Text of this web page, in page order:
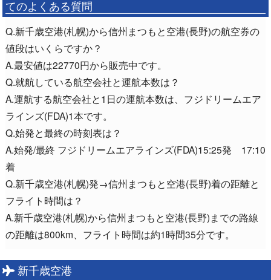
てのよくある質問
Q.新千歳空港(札幌)から信州まつもと空港(長野)の航空券の
値段はいくらですか？
A.最安値は22770円から販売中です。
Q.就航している航空会社と運航本数は？
A.運航する航空会社と1日の運航本数は、フジドリームエア
ラインズ(FDA)1本です。
Q.始発と最終の時刻表は？
A.始発/最終 フジドリームエアラインズ(FDA)15:25発 17:10
着
Q.新千歳空港(札幌)発→信州まつもと空港(長野)着の距離と
フライト時間は？
A.新千歳空港(札幌)から信州まつもと空港(長野)までの路線
の距離は800km、フライト時間は約1時間35分です。
新千歳空港